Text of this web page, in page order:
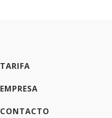
TARIFA
EMPRESA
CONTACTO